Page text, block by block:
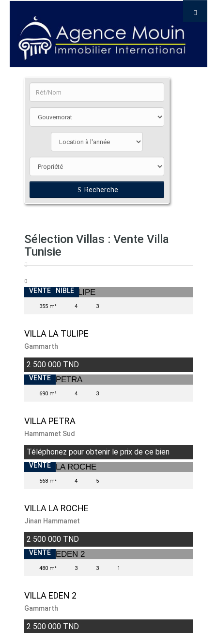
Recherche
Sélection Villas : Vente Villa
Tunisie
0
INDISPONIBLE
VENTE
355 m² 4 3
VILLA LA TULIPE
Gammarth
2 500 000 TND
VENTE
690 m² 4 3
VILLA PETRA
Hammamet Sud
Téléphonez pour obtenir le prix de ce bien
VENTE
568 m² 4 5
VILLA LA ROCHE
Jinan Hammamet
2 500 000 TND
VENDU
VENTE
480 m² 3 3 1
VILLA EDEN 2
Gammarth
2 500 000 TND